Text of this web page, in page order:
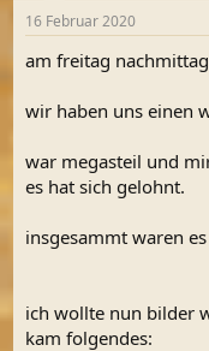
l
e
r
t
a
m
16 Februar 2020
am freitag
wir haben uns einen
war megasteil und
es hat sich gelohnt.
insgesammt waren
ich wollte nun bilder
kam folgendes: